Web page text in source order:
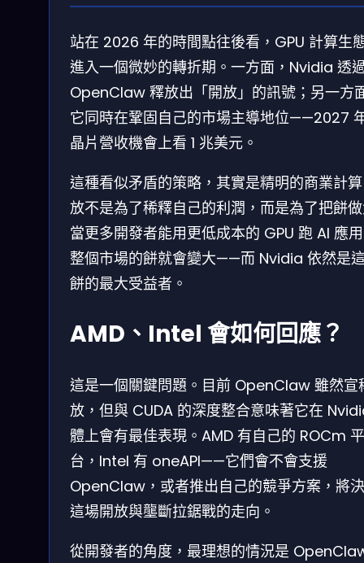
站在 2026 年的時間點往後看，GPU 計算生
進入一個微妙的轉折期。一方面，Nvidia 透
OpenClaw 釋放出「開放」的訊號；另一方
它同時在鞏固自己的市場主導地位——2027
晶片營收機會上看 1 兆美元。
這種看似矛盾的策略，其實是精明的商業計
放不是為了稀釋自己的利潤，而是為了把餅
當更多開發者能用更低成本的 GPU 跑 AI 應
整個市場的餅就會變大——而 Nvidia 依然是
餅的最大受益者。
AMD、Intel 會如何回應？
這是一個關鍵問題。目前 OpenClaw 雖然宣
放，但與 CUDA 的深度整合意味著它在
體上會有最佳表現。AMD 有自己的 ROCm 平
台，Intel 有 oneAPI——它們會不會支援
OpenClaw，或者推出自己的競爭方案，將
這場開放與壟斷拉鋸戰的走向。
從開發者的角度，最理想的情況是